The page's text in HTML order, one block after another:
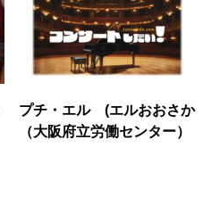
プチ・エル (エルおおさか
（大阪府立労働センター）